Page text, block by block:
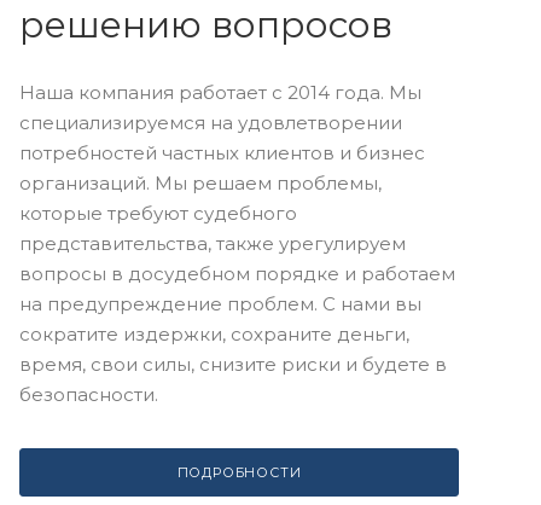
решению вопросов
Наша компания работает с 2014 года. Мы
специализируемся на удовлетворении
потребностей частных клиентов и бизнес
организаций. Мы решаем проблемы,
которые требуют судебного
представительства, также урегулируем
вопросы в досудебном порядке и работаем
на предупреждение проблем. С нами вы
сократите издержки, сохраните деньги,
время, свои силы, снизите риски и будете в
безопасности.
ПОДРОБНОСТИ